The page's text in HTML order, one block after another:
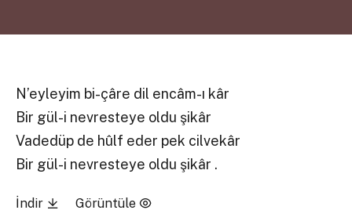
N’eyleyim bi-çâre dil encâm-ı kâr
Bir gül-i nevresteye oldu şikâr
Vadedüp de hûlf eder pek cilvekâr
Bir gül-i nevresteye oldu şikâr .
İndir Görüntüle